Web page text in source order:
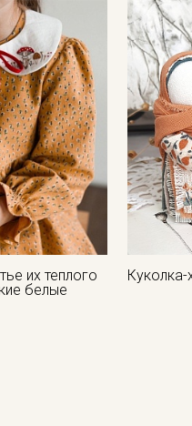
от оригинального
их теплого
белые